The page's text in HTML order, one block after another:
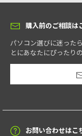
購入前のご相談は
パソコン選びに迷った
とにあなたにぴったり
お問い合わせはこ